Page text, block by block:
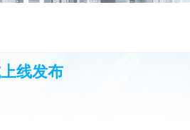
线发布